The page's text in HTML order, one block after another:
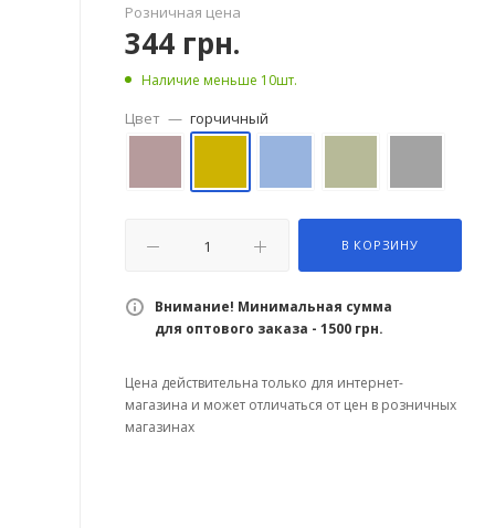
Розничная цена
344 грн.
Наличие меньше 10шт.
Цвет — горчичный
В КОРЗИНУ
Внимание! Минимальная сумма
для оптового заказа - 1500 грн.
Цена действительна только для интернет-
магазина и может отличаться от цен в розничных
магазинах